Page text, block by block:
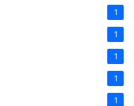
1
1
1
1
1